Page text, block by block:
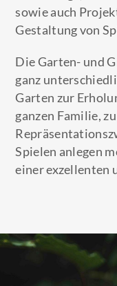
sowie auch
Gestaltung von
Die Garten- und
ganz
Garten zur
ganzen Familie,
Spielen anlegen
einer exzellenten